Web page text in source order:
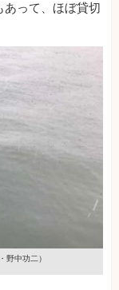
あって、ほぼ貸切
野中功二）